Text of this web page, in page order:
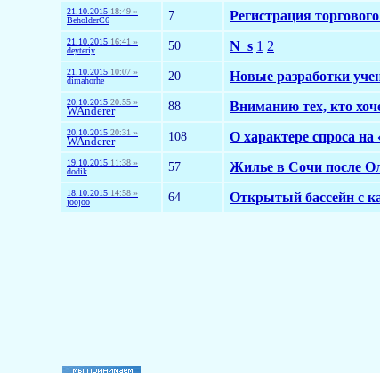
21.10.2015 18:49 »
BeholderC6
7 Регистрация
21.10.2015 16:41 »
deyteriy
50 N_s 1 2
21.10.2015 10:07 »
dimahorhe
20 Новые разработки
20.10.2015 20:55 »
WAnderer 88 Вниманию тех, кто
20.10.2015 20:31 »
WAnderer 108 О характере спроса
19.10.2015 11:38 »
dodik
57 Жилье в Сочи после
18.10.2015 14:58 »
joojoo
64 Открытый бассейн с